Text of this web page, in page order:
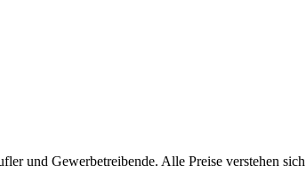
und Gewerbetreibende. Alle Preise verstehen